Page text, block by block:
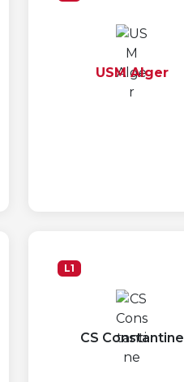
USM Alger
L1
CS Constantine